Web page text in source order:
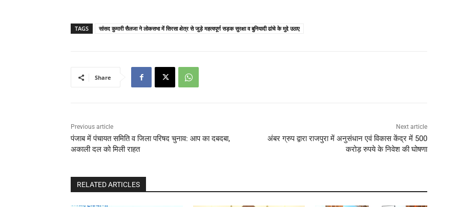
TAGS सांसद कुमारी सैलजा ने लोकसभा में सिरसा क्षेत्र से जुड़े महत्वपूर्ण सड़क सुरक्षा व बुनियादी ढांचे के मुद्दे उठाए
Share
Previous article
पंजाब में पंचायत समिति व जिला परिषद चुनाव: आप का दबदबा,
अकाली दल को मिली राहत
Next article
अंबर ग्रुप द्वारा राजपुरा में अनुसंधान एवं विकास केंद्र में 500
करोड़ रुपये के निवेश की घोषणा
RELATED ARTICLES